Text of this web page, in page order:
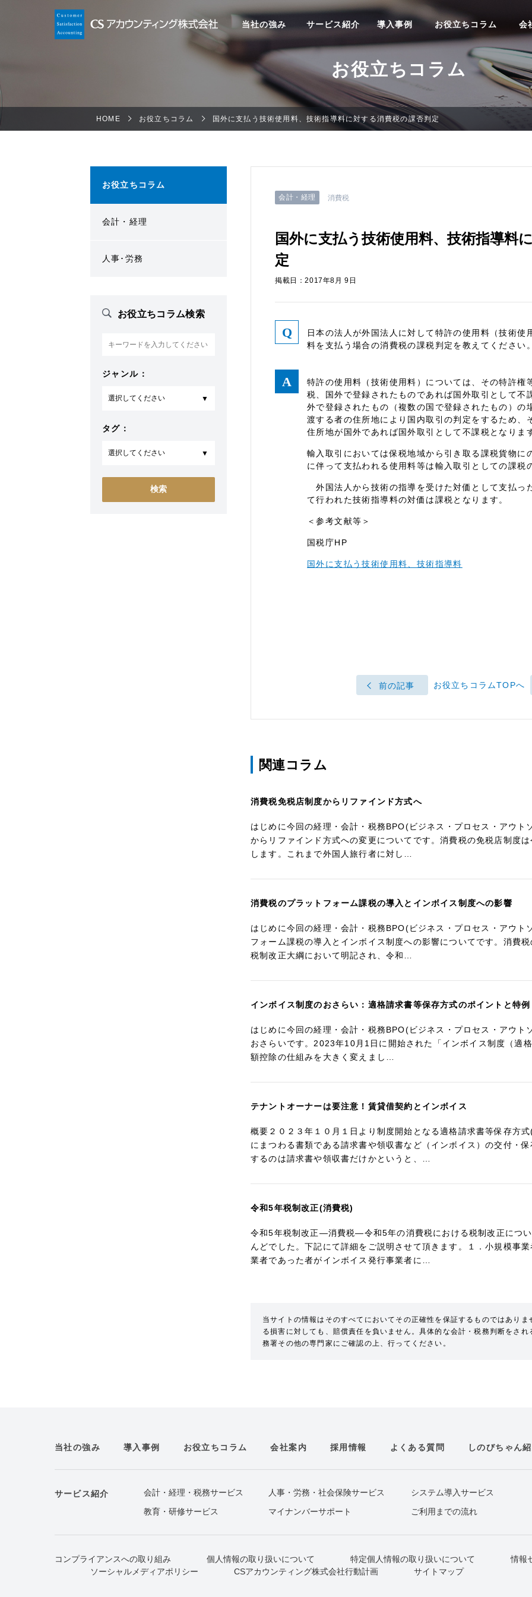
当社の強み サービス紹介 導入事例 お役立ちコラム 会
お役立ちコラム
HOME お役立ちコラム 国外に支払う技術使用料、技術指導料に対する消費税の課否判定
お役立ちコラム
会計・経理
人事･労務
お役立ちコラム検索
ジャンル：
タグ：
会計・経理 消費税
国外に支払う技術使用料、技術指導料
定
掲載日：2017年8月 9日
日本の法人が外国法人に対して特許の使用料（技術
料を支払う場合の消費税の課税判定を教えてください
特許の使用料（技術使用料）については、その特許権
税、国外で登録されたものであれば国外取引として不
外で登録されたもの（複数の国で登録されたもの）の
渡する者の住所地により国内取引の判定をするため、
住所地が国外であれば国外取引として不課税となりま
輸入取引においては保税地域から引き取る課税貨物に
に伴って支払われる使用料等は輸入取引としての課税
外国法人から技術の指導を受けた対価として支払っ
て行われた技術指導料の対価は課税となります。
＜参考文献等＞
国税庁HP
国外に支払う技術使用料、技術指導料
前の記事 お役立ちコラムTOPへ
関連コラム
消費税免税店制度からリファインド方式へ
はじめに今回の経理・会計・税務BPO(ビジネス・プロセス・アウ
からリファインド方式への変更についてです。消費税の免税店制度
します。これまで外国人旅行者に対し…
消費税のプラットフォーム課税の導入とインボイス制度への影響
はじめに今回の経理・会計・税務BPO(ビジネス・プロセス・アウ
フォーム課税の導入とインボイス制度への影響についてです。消費
税制改正大綱において明記され、令和…
インボイス制度のおさらい：適格請求書等保存方式のポイントと特例
はじめに今回の経理・会計・税務BPO(ビジネス・プロセス・アウ
おさらいです。2023年10月1日に開始された「インボイス制度（適
額控除の仕組みを大きく変えまし…
テナントオーナーは要注意！賃貸借契約とインボイス
概要２０２３年１０月１日より制度開始となる適格請求書等保存方
にまつわる書類である請求書や領収書など（インボイス）の交付・
するのは請求書や領収書だけかというと、…
令和5年税制改正(消費税)
令和5年税制改正―消費税―令和5年の消費税における税制改正につ
んどでした。下記にて詳細をご説明させて頂きます。１．小規模事
業者であった者がインボイス発行事業者に…
当サイトの情報はそのすべてにおいてその正確性を保証するものではあり
る損害に対しても、賠償責任を負いません。具体的な会計・税務判断をさ
務署その他の専門家にご確認の上、行ってください。
当社の強み 導入事例 お役立ちコラム 会社案内 採用情報 よくある質問 しのびちゃん
サービス紹介 会計・経理・税務サービス 人事・労務・社会保険サービス
システム導入サービス
教育・研修サービス
マイナンバーサポート ご利用までの流れ
コンプライアンスへの取り組み 個人情報の取り扱いについて 特定個人情報の取り扱いについて
情報
ソーシャルメディアポリシー
CSアカウンティング株式会社行動計画 サイトマップ